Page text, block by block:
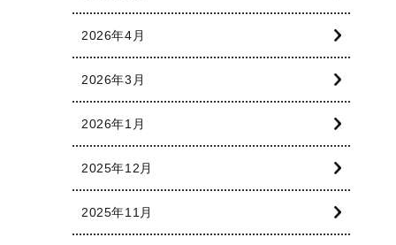
2026年4月
2026年3月
2026年1月
2025年12月
2025年11月